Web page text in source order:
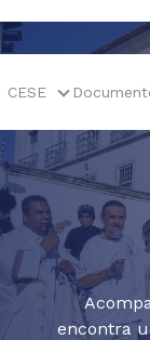
CESE
encontra